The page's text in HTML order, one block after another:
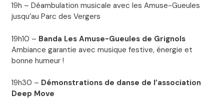
19h – Déambulation musicale avec les Amuse-Gueules
jusqu’au Parc des Vergers
19h10 – Banda Les Amuse-Gueules de Grignols
Ambiance garantie avec musique festive, énergie et
bonne humeur !
19h30 – Démonstrations de danse de l’association
Deep Move